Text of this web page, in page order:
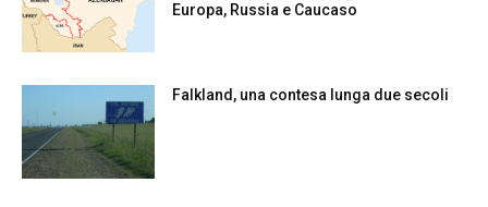
Europa, Russia e Caucaso
Falkland, una contesa lunga due secoli